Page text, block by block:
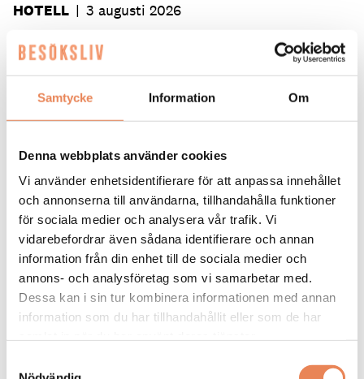
Samtycke Information Om
Denna webbplats använder cookies
Vi använder enhetsidentifierare för att anpassa innehållet
och annonserna till användarna, tillhandahålla funktioner
för sociala medier och analysera vår trafik. Vi
vidarebefordrar även sådana identifierare och annan
information från din enhet till de sociala medier och
annons- och analysföretag som vi samarbetar med.
Dessa kan i sin tur kombinera informationen med annan
information som du har tillhandahållit eller som de har
HOTELL | 3 augusti 2026
Nu inleds nästa fas för
Sheraton
Elin Roquet
NYHETER. Efter en lång renovering är
Sheraton Stockholm Hotel tillbaka i
full drift igen. Vi har pratat med Elin